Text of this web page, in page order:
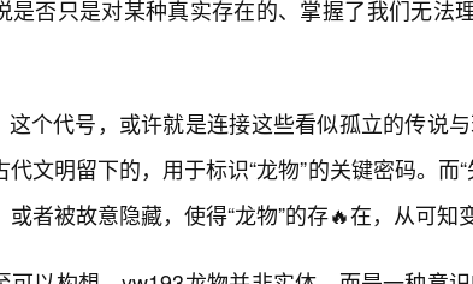
是否只是对某种真实存在的、掌握了我们无法
这个代号，或许就是连接这些看似孤立的传说
代文明留下的，用于标识“龙物”的关键密码。而
者被故意隐藏，使得“龙物”的存🔥在，从可知